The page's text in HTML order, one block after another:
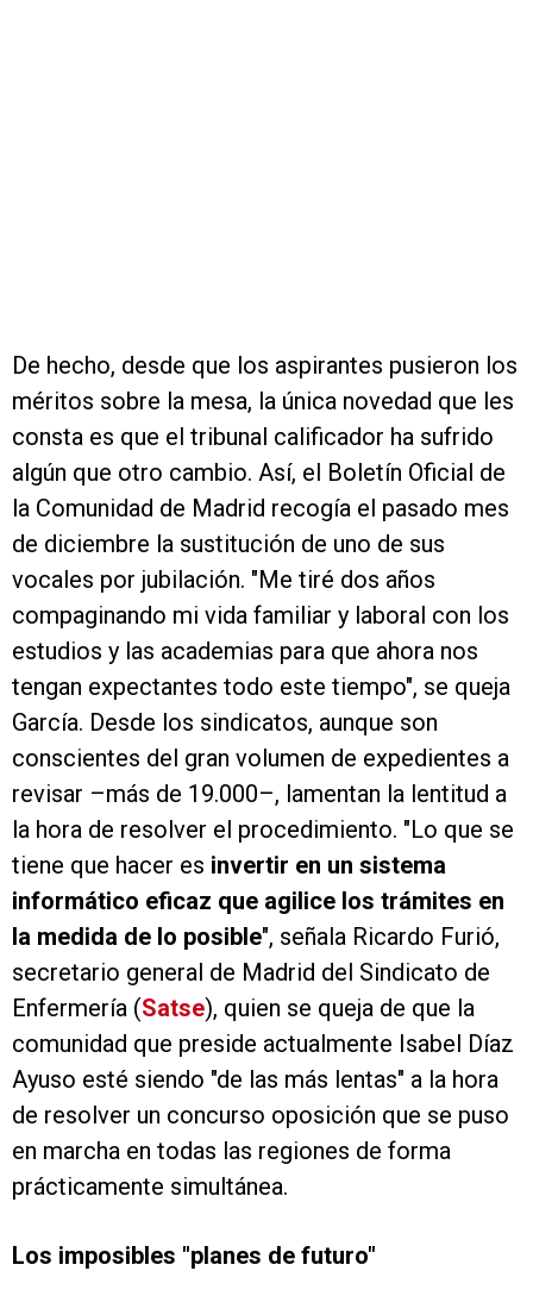
De hecho, desde que los aspirantes pusieron los
méritos sobre la mesa, la única novedad que les
consta es que el tribunal calificador ha sufrido
algún que otro cambio. Así, el Boletín Oficial de
la Comunidad de Madrid recogía el pasado mes
de diciembre la sustitución de uno de sus
vocales por jubilación. "Me tiré dos años
compaginando mi vida familiar y laboral con los
estudios y las academias para que ahora nos
tengan expectantes todo este tiempo", se queja
García. Desde los sindicatos, aunque son
conscientes del gran volumen de expedientes a
revisar –más de 19.000–, lamentan la lentitud a
la hora de resolver el procedimiento. "Lo que se
tiene que hacer es invertir en un sistema
informático eficaz que agilice los trámites en
la medida de lo posible", señala Ricardo Furió,
secretario general de Madrid del Sindicato de
Enfermería (Satse), quien se queja de que la
comunidad que preside actualmente Isabel Díaz
Ayuso esté siendo "de las más lentas" a la hora
de resolver un concurso oposición que se puso
en marcha en todas las regiones de forma
prácticamente simultánea.
Los imposibles "planes de futuro"